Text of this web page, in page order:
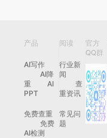
产品
AI写作
AI降
重
AI
PPT
免费查重
免费
AI检测
阅读
行业新
闻
查
重资讯
常见问
题
官方
QQ群